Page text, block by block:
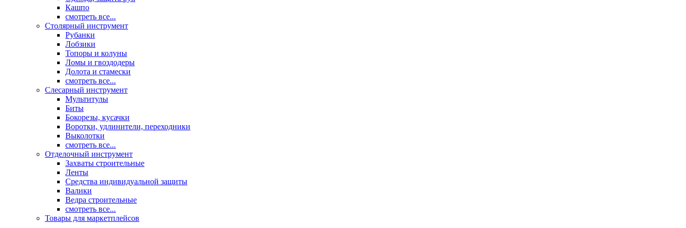
Кашпо
смотреть все...
Столярный инструмент
Рубанки
Лобзики
Топоры и колуны
Ломы и гвоздодеры
Долота и стамески
смотреть все...
Слесарный инструмент
Мультитулы
Биты
Бокорезы, кусачки
Воротки, удлинители, переходники
Выколотки
смотреть все...
Отделочный инструмент
Захваты строительные
Ленты
Средства индивидуальной защиты
Валики
Ведра строительные
смотреть все...
Товары для маркетплейсов